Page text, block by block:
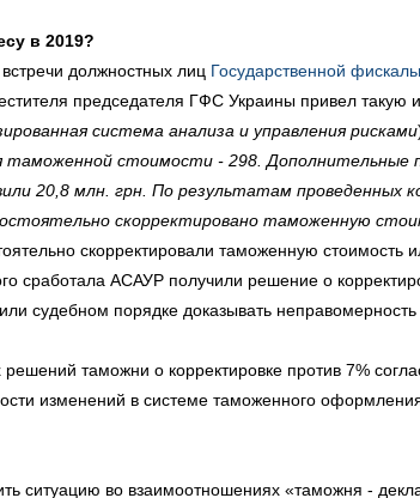
в 2019?
должностных лиц Государственной
председателя ГФС Украины привел такую
система анализа и управления рисками
стоимости - 298. Дополнительные
20,8 млн. грн. По результатам проведенных
скорректировано таможенную
скорректировали таможенную
сработала АСАУР получили решение о
судебном порядке доказывать
таможни о корректировке против 7%
изменений в системе таможенного
ситуацию во взаимоотношениях «таможня -